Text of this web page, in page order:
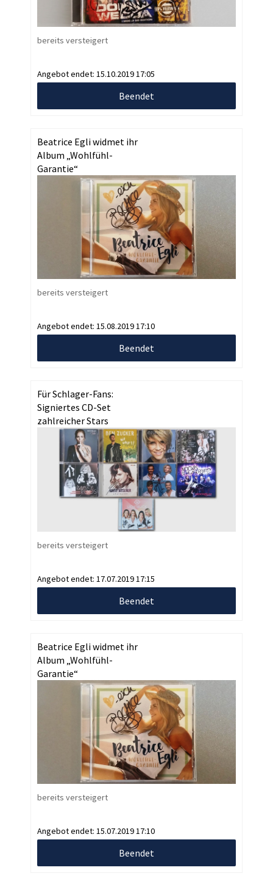
bereits versteigert
Angebot endet: 15.10.2019 17:05
Beendet
Beatrice Egli widmet ihr
Album „Wohlfühl-
Garantie“
bereits versteigert
Angebot endet: 15.08.2019 17:10
Beendet
Für Schlager-Fans:
Signiertes CD-Set
zahlreicher Stars
bereits versteigert
Angebot endet: 17.07.2019 17:15
Beendet
Beatrice Egli widmet ihr
Album „Wohlfühl-
Garantie“
bereits versteigert
Angebot endet: 15.07.2019 17:10
Beendet